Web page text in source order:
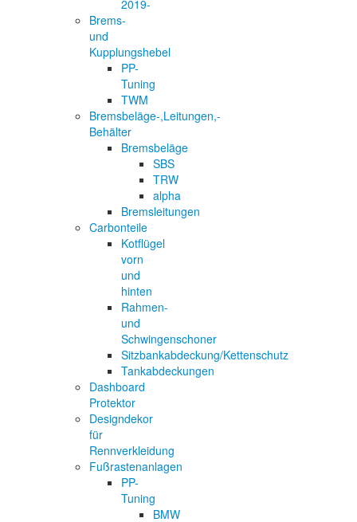
2019-
Brems-
und
Kupplungshebel
PP-
Tuning
TWM
Bremsbeläge-,Leitungen,-
Behälter
Bremsbeläge
SBS
TRW
alpha
Bremsleitungen
Carbonteile
Kotflügel
vorn
und
hinten
Rahmen-
und
Schwingenschoner
Sitzbankabdeckung/Kettenschutz
Tankabdeckungen
Dashboard
Protektor
Designdekor
für
Rennverkleidung
Fußrastenanlagen
PP-
Tuning
BMW